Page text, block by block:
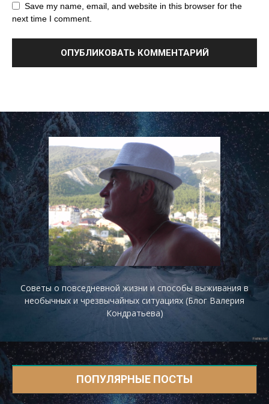
Save my name, email, and website in this browser for the
next time I comment.
Советы о повседневной жизни и способы выживания в
необычных и чрезвычайных ситуациях (Блог Валерия
Кондратьева)
ПОПУЛЯРНЫЕ ПОСТЫ